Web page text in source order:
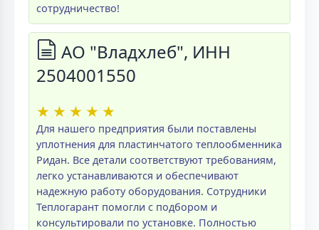
сотрудничество!
АО "Владхлеб", ИНН
2504001550
★ ★ ★ ★ ★
Для нашего предприятия были поставлены
уплотнения для пластинчатого теплообменника
Ридан. Все детали соответствуют требованиям,
легко устанавливаются и обеспечивают
надежную работу оборудования. Сотрудники
Теплогарант помогли с подбором и
консультировали по установке. Полностью